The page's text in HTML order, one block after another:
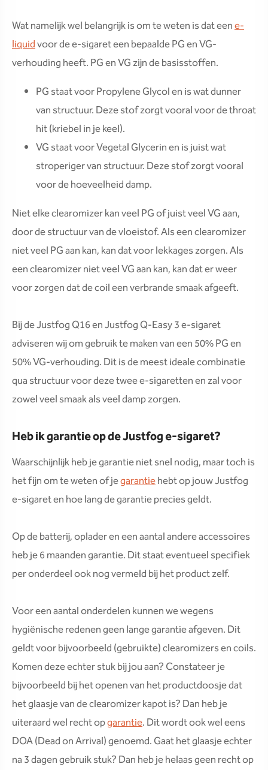
Wat namelijk wel belangrijk is om te weten is dat eene-
liquidvoor de e-sigaret een bepaalde PG en VG-
verhouding heeft. PG en VG zijn de basisstoffen.
PG staat voor Propylene Glycol en is wat dunner
van structuur. Deze stof zorgt vooral voor de throat
hit (kriebel in je keel).
VG staat voor Vegetal Glycerin en is juist wat
stroperiger van structuur. Deze stof zorgt vooral
voor de hoeveelheid damp.
Niet elke clearomizer kan veel PG of juist veel VG aan,
door de structuur van de vloeistof. Als een clearomizer
niet veel PG aan kan, kan dat voor lekkages zorgen. Als
een clearomizer niet veel VG aan kan, kan dat er weer
voor zorgen dat de coil een verbrande smaak afgeeft.
Bij de Justfog Q16 en Justfog Q-Easy 3 e-sigaret
adviseren wij om gebruik te maken van een 50% PG en
50% VG-verhouding. Dit is de meest ideale combinatie
qua structuur voor deze twee e-sigaretten en zal voor
zowel veel smaak als veel damp zorgen.
Heb ik garantie op de Justfog e-sigaret?
Waarschijnlijk heb je garantie niet snel nodig, maar toch is
het fijn om te weten of jegarantiehebt op jouw Justfog
e-sigaret en hoe lang de garantie precies geldt.
Op de batterij, oplader en een aantal andere accessoires
heb je 6 maanden garantie. Dit staat eventueel specifiek
per onderdeel ook nog vermeld bij het product zelf.
Voor een aantal onderdelen kunnen we wegens
hygiënische redenen geen lange garantie afgeven. Dit
geldt voor bijvoorbeeld (gebruikte) clearomizers en coils.
Komen deze echter stuk bij jou aan? Constateer je
bijvoorbeeld bij het openen van het productdoosje dat
het glaasje van de clearomizer kapot is? Dan heb je
uiteraard wel recht opgarantie. Dit wordt ook wel eens
DOA (Dead on Arrival) genoemd. Gaat het glaasje echter
na 3 dagen gebruik stuk? Dan heb je helaas geen recht op